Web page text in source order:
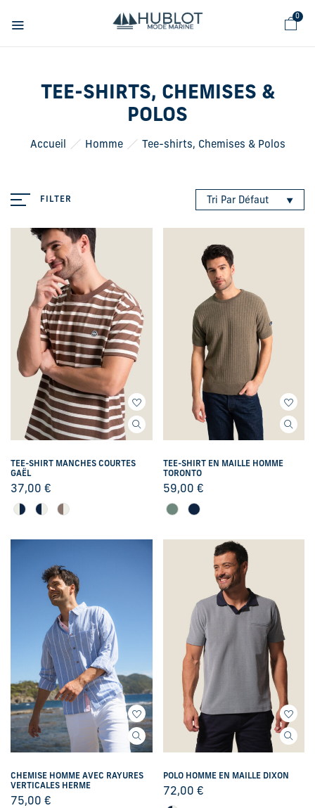
0
TEE-SHIRTS, CHEMISES &
POLOS
Accueil Homme Tee-shirts, Chemises & Polos
FILTER Tri Par Défaut
TEE-SHIRT MANCHES COURTES
GAËL
37,00 €
TEE-SHIRT EN MAILLE HOMME
TORONTO
59,00 €
CHEMISE HOMME AVEC RAYURES
VERTICALES HERME
75,00 €
POLO HOMME EN MAILLE DIXON
72,00 €
Panneau de gestion des cookies